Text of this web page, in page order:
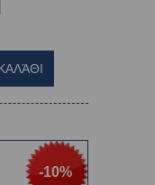
-10%